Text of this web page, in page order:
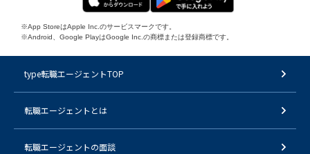
※App StoreはApple Inc.のサービスマークです。
※Android、Google PlayはGoogle Inc.の商標または登録商標です。
type転職エージェントTOP
転職エージェントとは
転職エージェントの面談